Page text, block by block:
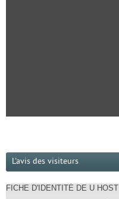
L'avis des visiteurs
FICHE D'IDENTITÉ DE U HOST